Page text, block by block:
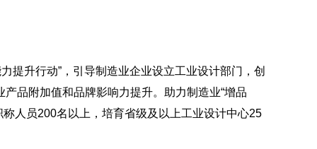
提升行动”，引导制造业企业设立工业设计部门，创
品附加值和品牌影响力提升。助力制造业“增品
称人员200名以上，培育省级及以上工业设计中心25